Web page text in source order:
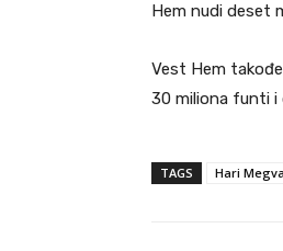
Hem nudi deset
Vest Hem
30 miliona funti i
TAGS Hari